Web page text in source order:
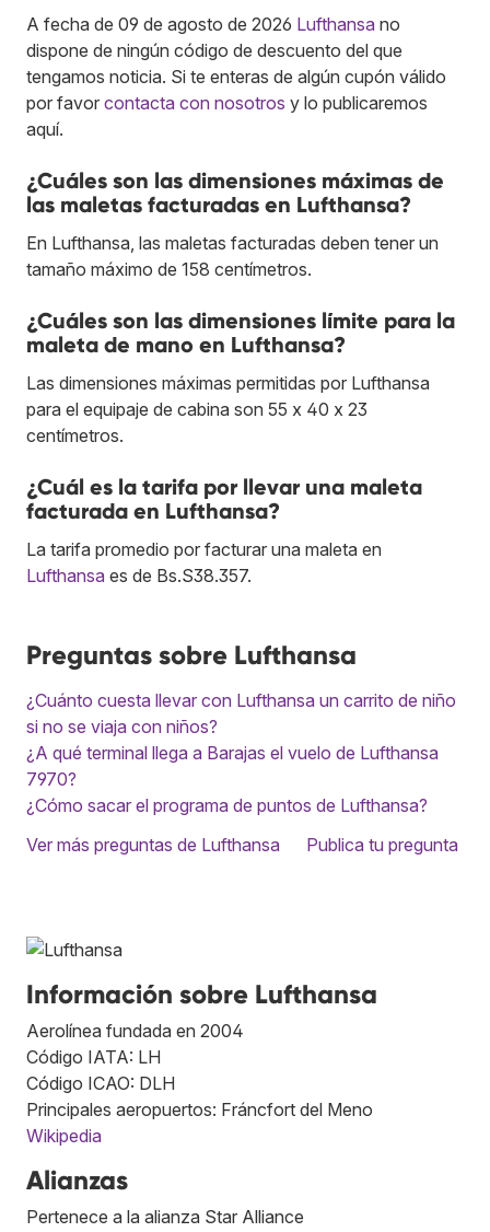
A fecha de 09 de agosto de 2026 Lufthansa no
dispone de ningún código de descuento del que
tengamos noticia. Si te enteras de algún cupón válido
por favor contacta con nosotros y lo publicaremos
aquí.
¿Cuáles son las dimensiones máximas de
las maletas facturadas en Lufthansa?
En Lufthansa, las maletas facturadas deben tener un
tamaño máximo de 158 centímetros.
¿Cuáles son las dimensiones límite para la
maleta de mano en Lufthansa?
Las dimensiones máximas permitidas por Lufthansa
para el equipaje de cabina son 55 x 40 x 23
centímetros.
¿Cuál es la tarifa por llevar una maleta
facturada en Lufthansa?
La tarifa promedio por facturar una maleta en
Lufthansa es de Bs.S38.357.
Preguntas sobre Lufthansa
¿Cuánto cuesta llevar con Lufthansa un carrito de niño
si no se viaja con niños?
¿A qué terminal llega a Barajas el vuelo de Lufthansa
7970?
¿Cómo sacar el programa de puntos de Lufthansa?
Ver más preguntas de Lufthansa
Publica tu pregunta
Información sobre Lufthansa
Aerolínea fundada en 2004
Código IATA: LH
Código ICAO: DLH
Principales aeropuertos: Fráncfort del Meno
Wikipedia
Alianzas
Pertenece a la alianza Star Alliance